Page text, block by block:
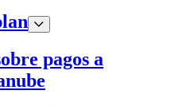
pagos a